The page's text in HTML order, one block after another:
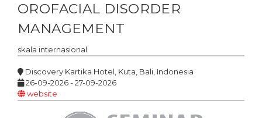
OROFACIAL DISORDER
MANAGEMENT
skala internasional
Discovery Kartika Hotel, Kuta, Bali, Indonesia
26-09-2026 - 27-09-2026
website